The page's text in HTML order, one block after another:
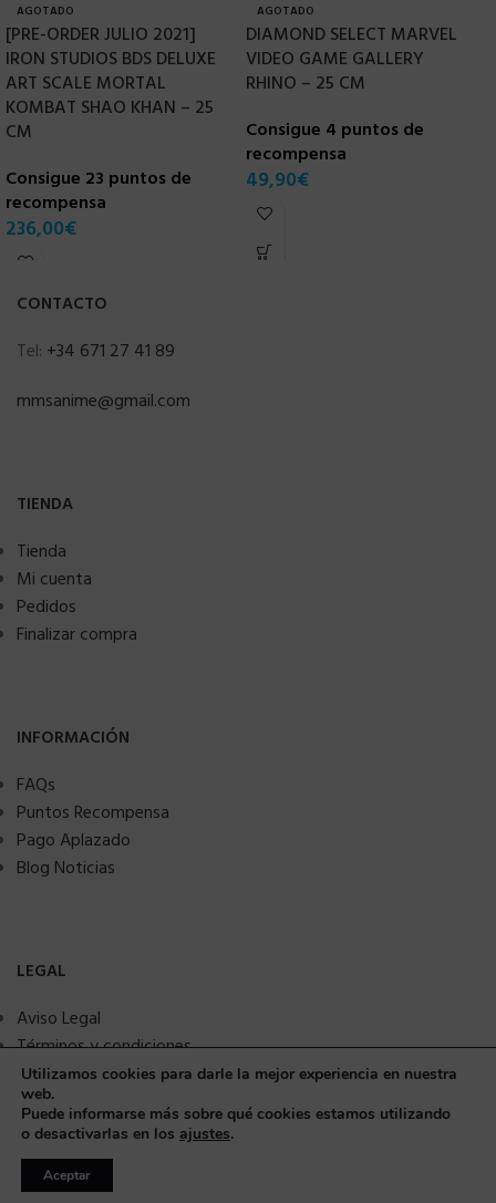
AGOTADO
[PRE-ORDER JULIO 2021]
IRON STUDIOS BDS DELUXE
ART SCALE MORTAL
KOMBAT SHAO KHAN – 25
CM
Consigue 23 puntos de
recompensa
236,00€
AGOTADO
DIAMOND SELECT MARVEL
VIDEO GAME GALLERY
RHINO – 25 CM
Consigue 4 puntos de
recompensa
49,90€
CONTACTO
Tel: +34 671 27 41 89
mmsanime@gmail.com
TIENDA
Tienda
Mi cuenta
Pedidos
Finalizar compra
INFORMACIÓN
FAQs
Puntos Recompensa
Pago Aplazado
Blog Noticias
LEGAL
Aviso Legal
Términos y condiciones
Política de privacidad
Política de Cookies
Seguridad y protección a compradores
© Copyright 2025 MMSANIME. Todos los derechos reservados
Utilizamos cookies para darle la mejor experiencia en nuestra
web.
Puede informarse más sobre qué cookies estamos utilizando
o desactivarlas en los ajustes.
Aceptar